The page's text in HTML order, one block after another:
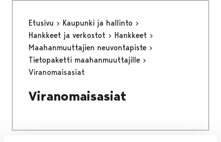
Etusivu
Kaupunki ja hallinto
Hankkeet ja verkostot
Hankkeet
Maahanmuuttajien neuvontapiste
Tietopaketti maahanmuuttajille
Viranomaisasiat
Viranomaisasiat